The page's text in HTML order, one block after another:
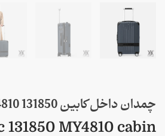
چمدان داخل کابین MY4810 131850 مونبلان
MY4810 cabin